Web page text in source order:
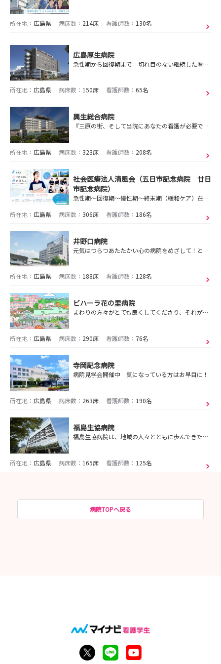
所在地： 広島県 病床数： 214床 看護師数： 130名
広島厚生病院
急性期から回復期まで 切れ目のない継続した看護を提供します
所在地： 広島県 病床数： 150床 看護師数： 65名
興生総合病院
『三原の街、そして当院にあなたの看護が必要です‼』あなたのやりたい看護を応援します。私たちと一緒に働きましょう。
所在地： 広島県 病床数： 323床 看護師数： 208名
社会医療法人清風会（五日市記念病院 廿日
市記念病院）
急性期～回復期～慢性期～終末期（緩和ケア）在宅まで、様々なステージがある清風会で、あなたらしく輝ける場所を、私たちと一緒に見つけませんか？
所在地： 広島県 病床数： 306床 看護師数： 186名
井野口病院
元気はつらつあたたかい心の病院をめざして！という理念のもと、私たちは患者さんとの心のふれあいを大切にした医療に取り組んでいます。
所在地： 広島県 病床数： 188床 看護師数： 128名
ビハーラ花の里病院
まわりの方々がとても良くしてくださり、それが一番良かったです。
所在地： 広島県 病床数： 290床 看護師数： 76名
寺岡記念病院
病院見学会開催中 気になっている方はお早目に！
所在地： 広島県 病床数： 263床 看護師数： 190名
福島生協病院
福島生協病院は、地域の人々とともに歩んできた温かい病院です。
所在地： 広島県 病床数： 165床 看護師数： 125名
病院TOPへ戻る